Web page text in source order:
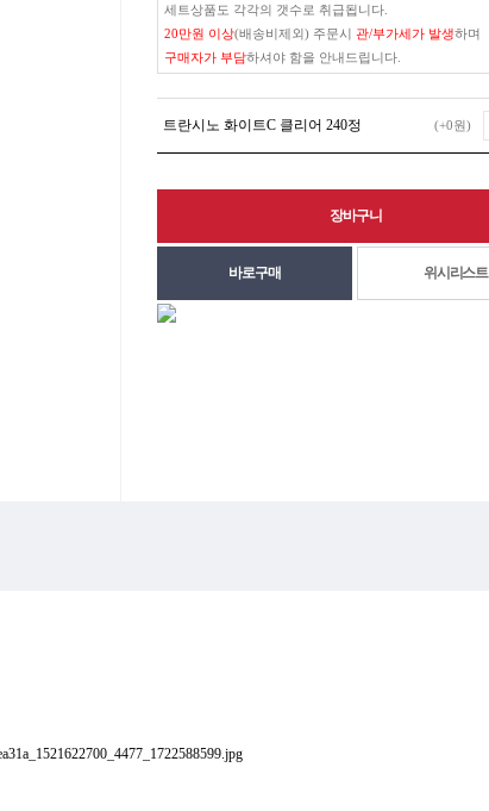
세트상품도 각각의 갯수로 취급됩니다.
20만원 이상(배송비제외) 주문시 관/부가세가 발생하며
구매자가 부담하셔야 함을 안내드립니다.
트란시노 화이트C 클리어 240정 (+0원)
위시리스트